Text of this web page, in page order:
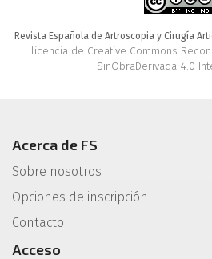
Revista Española de Artroscopia y Cirugía
licencia de Creative Commons
SinObraDerivada 4.0
Acerca de FS
Sobre nosotros
Opciones de inscripción
Contacto
Acceso